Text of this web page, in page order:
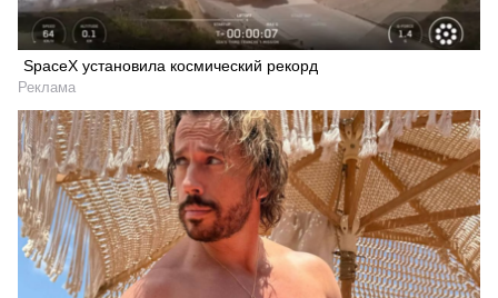
SpaceX установила космический рекорд
Реклама